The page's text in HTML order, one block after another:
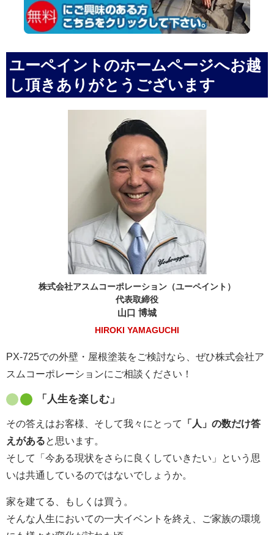
ユーペイントのホームページへお越
し頂きありがとうございます
株式会社アスムコーポレーション（ユーペイント）
代表取締役
山口 博城
HIROKI YAMAGUCHI
PX-725での外壁・屋根塗装をご検討なら、ぜひ株式会社ア
スムコーポレーションにご相談ください！
「人生を楽しむ」
その答えはお客様、そして我々にとって
「人」の数だけ答
えがあると思います。
そして「今ある現状をさらに良くしていきたい」という思
いは共通しているのではないでしょうか。
家を建てる、もしくは買う。
そんな人生においての一大イベントを終え、ご家族の環境